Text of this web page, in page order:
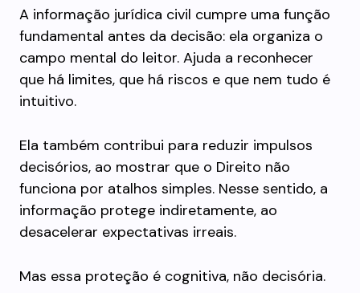
A informação jurídica civil cumpre uma função
fundamental antes da decisão: ela organiza o
campo mental do leitor. Ajuda a reconhecer
que há limites, que há riscos e que nem tudo é
intuitivo.
Ela também contribui para reduzir impulsos
decisórios, ao mostrar que o Direito não
funciona por atalhos simples. Nesse sentido, a
informação protege indiretamente, ao
desacelerar expectativas irreais.
Mas essa proteção é cognitiva, não decisória.